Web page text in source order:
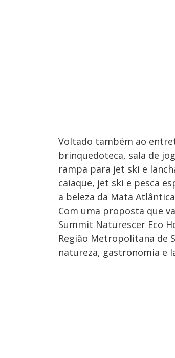
Voltado também ao
brinquedoteca, sala de
rampa para jet ski e
caiaque, jet ski e pesca
a beleza da Mata
Com uma proposta que
Summit Naturescer Eco
Região Metropolitana de
natureza, gastronomia e